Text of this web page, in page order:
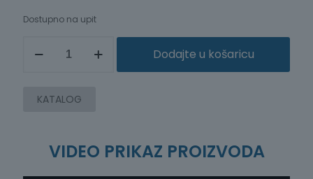
Dostupno na upit
VISOKONAPONSKO
ANALIZATOR
Dodajte u košaricu
KATALOG
VIDEO PRIKAZ PROIZVODA